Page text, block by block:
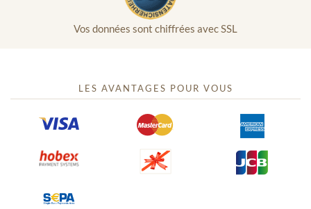
Vos données sont chiffrées avec SSL
LES AVANTAGES POUR VOUS